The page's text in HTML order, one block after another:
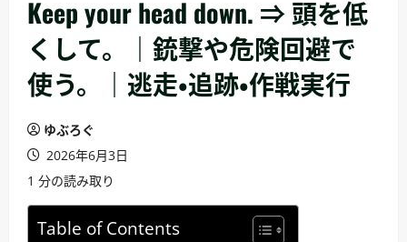
Keep your head down. ⇒ 頭を低
くして。｜銃撃や危険回避で
使う。｜逃走・追跡・作戦実行
ゆぶろぐ
2026年6月3日
1 分の読み取り
Table of Contents